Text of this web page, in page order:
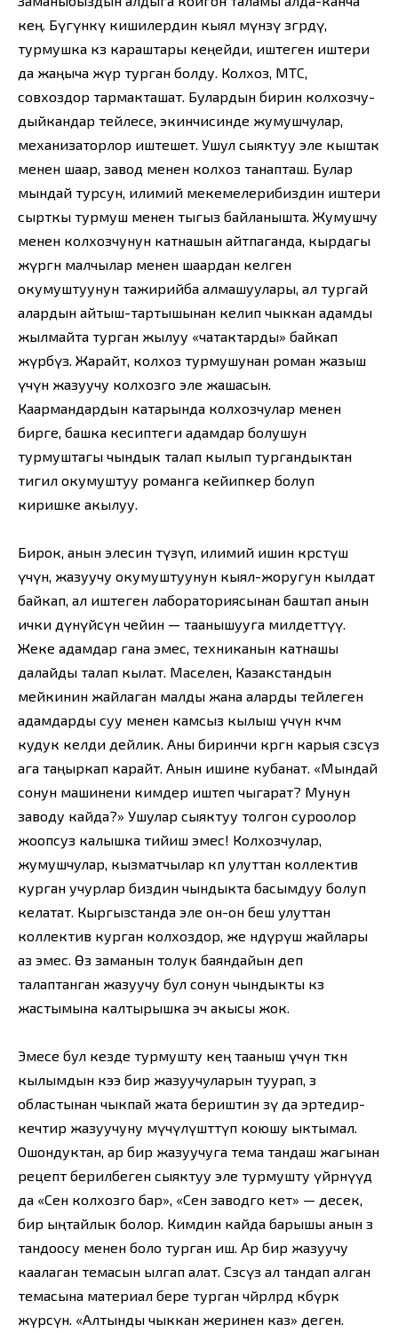
кең. Бүгүнкү кишилердин кыял мүнөзү өзгөрдү,
турмушка көз караштары кеңейди, иштеген иштери
да жаңыча жүрө турган болду. Колхоз, МТС,
совхоздор тармакташат. Булардын бирин колхозчу-
дыйкандар тейлесе, экинчисинде жумушчулар,
механизаторлор иштешет. Ушул сыяктуу эле кыштак
менен шаар, завод менен колхоз танапташ. Булар
мындай турсун, илимий мекемелерибиздин иштери
сырткы турмуш менен тыгыз байланышта. Жумушчу
менен колхозчунун катнашын айтпаганда, кырдагы
жүргөн малчылар менен шаардан келген
окумуштуунун тажирийба алмашуулары, ал тургай
алардын айтыш-тартышынан келип чыккан адамды
жылмайта турган жылуу «чатактарды» байкап
жүрөбүз. Жарайт, колхоз турмушунан роман жазыш
үчүн жазуучу колхозго эле жашасын.
Каармандардын катарында колхозчулар менен
бирге, башка кесиптеги адамдар болушун
турмуштагы чындык талап кылып тургандыктан
тигил окумуштуу романга кейипкер болуп
киришке акылуу.
Бирок, анын элесин түзүп, илимий ишин көрсөтүш
үчүн, жазуучу окумуштуунун кыял-жоругун кылдат
байкап, ал иштеген лабораториясынан баштап анын
ички дүнүйөсүнө чейин — таанышууга милдеттүү.
Жеке адамдар гана эмес, техниканын катнашы
далайды талап кылат. Маселен, Казакстандын
мейкинин жайлаган малды жана аларды тейлеген
адамдарды суу менен камсыз кылыш үчүн көчмө
кудук келди дейлик. Аны биринчи көргөн карыя сөзсүз
ага таңыркап карайт. Анын ишине кубанат. «Мындай
сонун машинени кимдер иштеп чыгарат? Мунун
заводу кайда?» Ушулар сыяктуу толгон суроолор
жоопсуз калышка тийиш эмес! Колхозчулар,
жумушчулар, кызматчылар көп улуттан коллектив
курган учурлар биздин чындыкта басымдуу болуп
келатат. Кыргызстанда эле он-он беш улуттан
коллектив курган колхоздор, же өндүрүш жайлары
аз эмес. Өз заманын толук баяндайын деп
талаптанган жазуучу бул сонун чындыкты көз
жастымына калтырышка эч акысы жок.
Эмесе бул кезде турмушту кең тааныш үчүн өткөн
кылымдын кээ бир жазуучуларын туурап, өз
областынан чыкпай жата бериштин өзү да эртедир-
кечтир жазуучуну мүчүлүштөтүп коюшу ыктымал.
Ошондуктан, ар бир жазуучуга тема тандаш жагынан
рецепт берилбеген сыяктуу эле турмушту үйрөнүүдө
да «Сен колхозго бар», «Сен заводго кет» — десек,
бир ыңтайлык болор. Кимдин кайда барышы анын өз
тандоосу менен боло турган иш. Ар бир жазуучу
каалаган темасын ылгап алат. Сөзсүз ал тандап алган
темасына материал бере турган чөйрөлөрдө көбүрөөк
жүрсүн. «Алтынды чыккан жеринен каз» деген.